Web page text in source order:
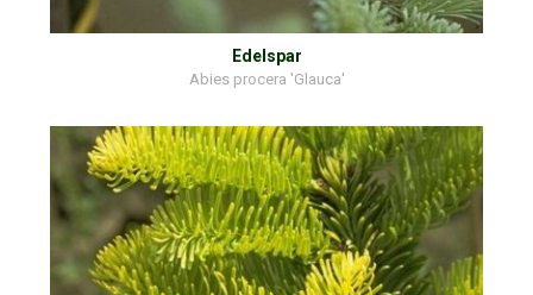
Edelspar
Abies procera 'Glauca'